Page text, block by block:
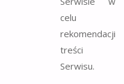
celu
rekomendacji
treści
Serwisu.